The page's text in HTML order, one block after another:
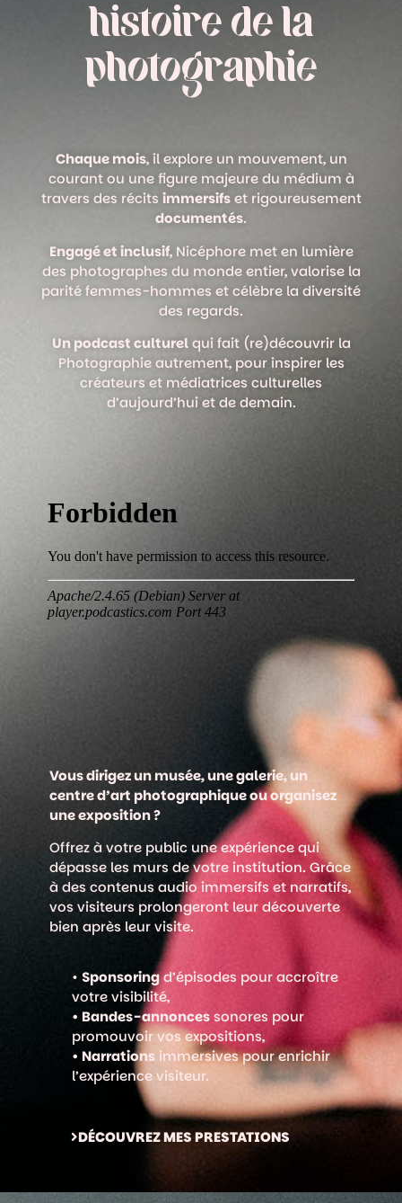
histoire de la
photographie
Chaque mois, il explore un mouvement, un
courant ou une figure majeure du médium à
travers des récits immersifset rigoureusement
documentés.
Engagé et inclusif, Nicéphore met en lumière
des photographes du monde entier, valorise la
parité femmes-hommes et célèbre la diversité
des regards.
Un podcast culturelqui fait (re)découvrir la
Photographie autrement, pour inspirer les
créateurs et médiatrices culturelles
d’aujourd’hui et de demain.
Vous dirigez un musée, une galerie, un
centre d’art photographique ou organisez
une exposition ?
Offrez à votre public une expérience qui
dépasse les murs de votre institution. Grâce
à des contenus audio immersifs et narratifs,
vos visiteurs prolongeront leur découverte
bien après leur visite.
• Sponsoringd’épisodes pour accroître
votre visibilité,
• Bandes-annoncessonores pour
promouvoir vos expositions,
• Narrations immersives pour enrichir
l’expérience visiteur.
DÉCOUVREZ MES PRESTATIONS